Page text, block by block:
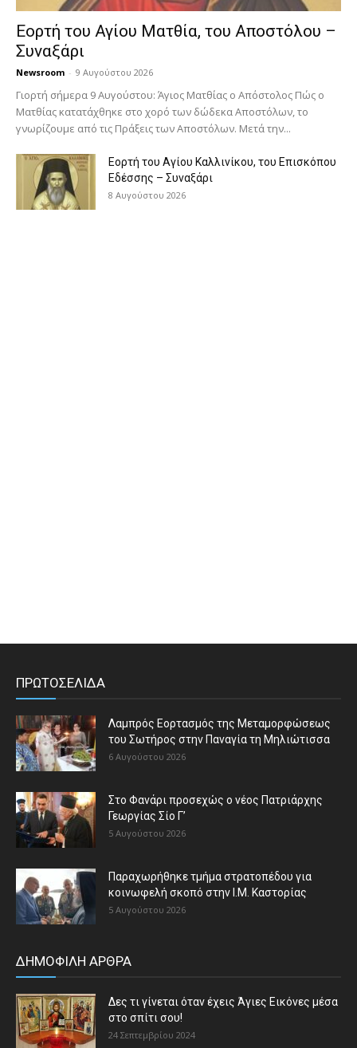
Εορτή του Αγίου Ματθία, του Αποστόλου –
Συναξάρι
Newsroom - 9 Αυγούστου 2026
Γιορτή σήμερα 9 Αυγούστου: Άγιος Ματθίας ο Απόστολος Πώς ο
Ματθίας κατατάχθηκε στο χορό των δώδεκα Αποστόλων, το
γνωρίζουμε από τις Πράξεις των Αποστόλων. Μετά την...
Εορτή του Αγίου Καλλινίκου, του Επισκόπου
Εδέσσης – Συναξάρι
8 Αυγούστου 2026
ΠΡΩΤΟΣΕΛΙΔΑ
Λαμπρός Εορτασμός της Μεταμορφώσεως
του Σωτήρος στην Παναγία τη Μηλιώτισσα
6 Αυγούστου 2026
Στο Φανάρι προσεχώς ο νέος Πατριάρχης
Γεωργίας Σίο Γ’
5 Αυγούστου 2026
Παραχωρήθηκε τμήμα στρατοπέδου για
κοινωφελή σκοπό στην Ι.Μ. Καστορίας
5 Αυγούστου 2026
ΔΗΜΟΦΙΛΗ ΑΡΘΡΑ
Δες τι γίνεται όταν έχεις Άγιες Εικόνες μέσα
στο σπίτι σου!
24 Σεπτεμβρίου 2024